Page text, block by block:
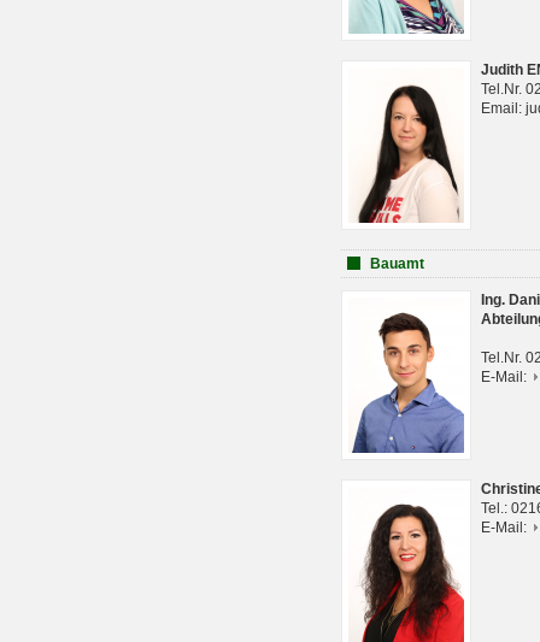
Judith
Tel.Nr.
Email:
Bauamt
Ing.
Tel.Nr.
E-Mail:
Tel.:
E-Mail: